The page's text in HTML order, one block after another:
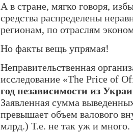
А в стране, мягко говоря,
средства распределены
регионам, по отраслям
Но факты вещь упрямая!
Неправительственная
исследование «The Price of
год независимости из
Заявленная сумма
превышает объем валового
млрд.) Т.е. не так уж и много.